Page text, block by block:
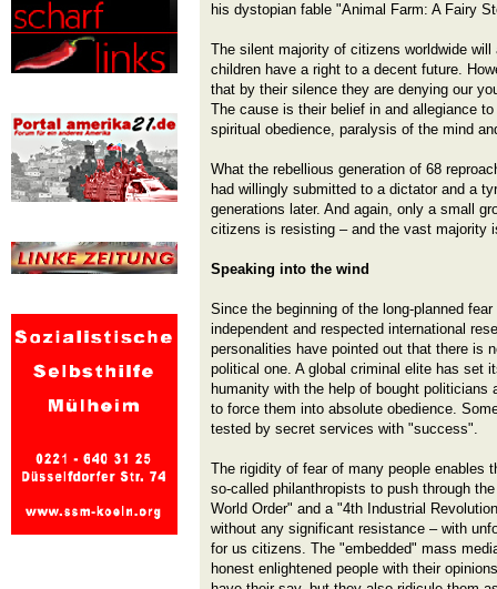
his dystopian fable "Animal Farm: A Fairy
The silent majority of citizens worldwide will
children have a right to a decent future.
that by their silence they are denying our
The cause is their belief in and allegiance
spiritual obedience, paralysis of the mind
What the rebellious generation of 68
had willingly submitted to a dictator and a
generations later. And again, only a small
citizens is resisting – and the vast majority
Speaking into the wind
Since the beginning of the long-planned
independent and respected international
personalities have pointed out that there is
political one. A global criminal elite has set
humanity with the help of bought politicians
to force them into absolute obedience.
tested by secret services with "success".
The rigidity of fear of many people enables
so-called philanthropists to push through
World Order" and a "4th Industrial
without any significant resistance – with
for us citizens. The "embedded" mass
honest enlightened people with their